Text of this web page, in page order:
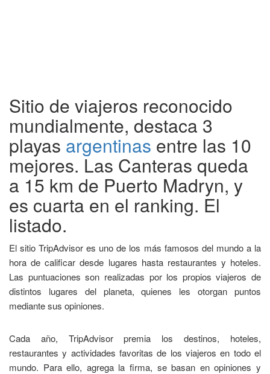
Sitio de viajeros reconocido
mundialmente, destaca 3
playas argentinas entre las 10
mejores. Las Canteras queda
a 15 km de Puerto Madryn, y
es cuarta en el ranking. El
listado.
El sitio TripAdvisor es uno de los más famosos del mundo a la
hora de calificar desde lugares hasta restaurantes y hoteles.
Las puntuaciones son realizadas por los propios viajeros de
distintos lugares del planeta, quienes les otorgan puntos
mediante sus opiniones.
Cada año, TripAdvisor premia los destinos, hoteles,
restaurantes y actividades favoritas de los viajeros en todo el
mundo. Para ello, agrega la firma, se basan en opiniones y